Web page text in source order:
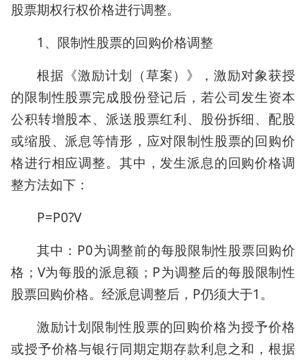
股票期权行权价格进行调整。
1、限制性股票的回购价格调整
根据《激励计划（草案）》，激励对象获授
的限制性股票完成股份登记后，若公司发生资本
公积转增股本、派送股票红利、股份拆细、配股
或缩股、派息等情形，应对限制性股票的回购价
格进行相应调整。其中，发生派息的回购价格调
整方法如下：
P=P0?V
其中：P0为调整前的每股限制性股票回购价
格；V为每股的派息额；P为调整后的每股限制性
股票回购价格。经派息调整后，P仍须大于1。
激励计划限制性股票的回购价格为授予价格
或授予价格与银行同期定期存款利息之和，根据